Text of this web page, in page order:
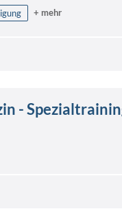
+ mehr
-